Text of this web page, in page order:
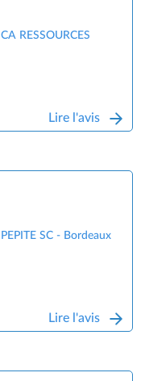
CA RESSOURCES
Lire l'avis
PEPITE SC - Bordeaux
Lire l'avis